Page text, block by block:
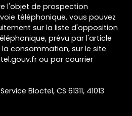
l'objet de prospection
téléphonique, vous pouvez
sur la liste d'opposition
prévu par l'article
la consommation, sur le site
ou par courrier
Bloctel, CS 61311, 41013